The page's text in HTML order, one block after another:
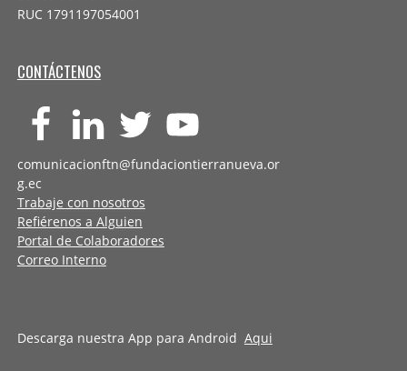
RUC 1791197054001
CONTÁCTENOS
comunicacionftn@fundaciontierranueva.or
g.ec
Trabaje con nosotros
Refiérenos a Alguien
Portal de Colaboradores
Correo Interno
Descarga nuestra App para Android Aqui